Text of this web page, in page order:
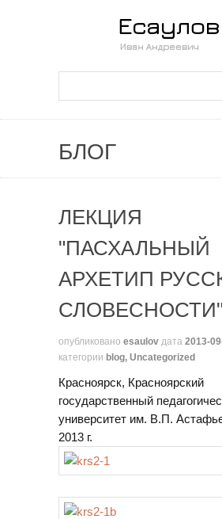
БЛОГ
ЛЕКЦИЯ
"ПАСХАЛЬНЫЙ
АРХЕТИП
СЛОВЕСНОСТИ"
опубликовано esaulov дата 2013-
категории blog, Uncategorized
Красноярск, Красноярский
государственный
университет им. В.П.
2013 г.